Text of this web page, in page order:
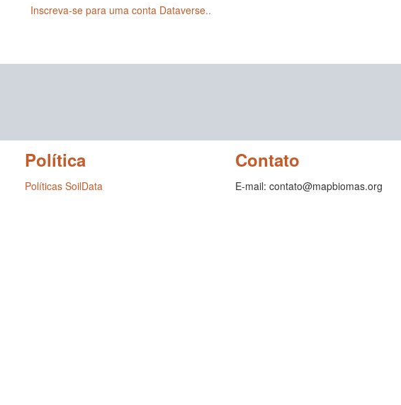
Inscreva-se para uma conta Dataverse..
Política
Políticas SoilData
Contato
E-mail: contato@mapbiomas.org